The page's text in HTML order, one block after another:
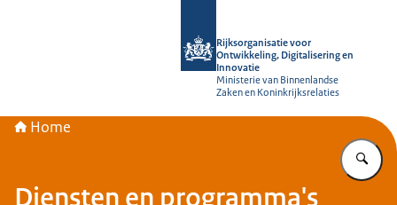
Rijksorganisatie voor
Ontwikkeling, Digitalisering en
Innovatie
Ministerie van Binnenlandse
Zaken en Koninkrijksrelaties
Home
Diensten en programma's